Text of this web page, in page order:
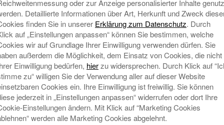
am Gebäude Kornmarkt 5 zu präsentieren.
nun stolz die Aufschrift „Rathaus“ sowie das
zwischen Stadt und allen Bürgerinnen
Mit diesem Schritt wird nicht nur die
zentralen Standort in der Innenstadt erhöht,
modernisiert.
der Sparkasse das Gebäude, welcher dafür
auch zukünftig bürgernah zu gestalten – in
und kundenorientiert.
oder zur Anzeige personalisierter Inhalte
Detaillierte Informationen über Art, Herkunft und Zweck
finden Sie in unserer Erklärung zum Datenschutz. Durch
auf „Einstellungen anpassen“ können Sie bestimmen, welche
wir auf Grundlage Ihrer Einwilligung verwenden dürfen. Sie
außerdem die Möglichkeit, dem Einsatz von Cookies, die nicht
Einwilligung bedürfen, hierzu widersprechen. Durch Klick auf
zu“ willigen Sie der Verwendung aller auf dieser Website
Cookies ein. Ihre Einwilligung ist freiwillig. Sie können
jederzeit in „Einstellungen anpassen“ widerrufen oder dort Ihre
Einstellungen ändern. Mit Klick auf “Marketing Cookies
werden alle Marketing Cookies abgelehnt.